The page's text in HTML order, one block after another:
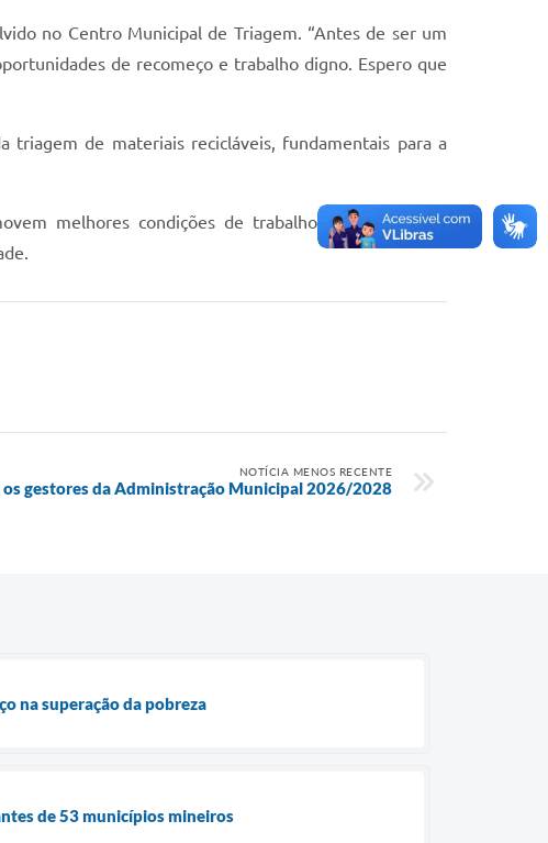
no Centro Municipal de Triagem. “Antes de ser um
de recomeço e trabalho digno. Espero que
triagem de materiais recicláveis, fundamentais para a
melhores condições de trabalho e valorizam os
NOTÍCIA MENOS RECENTE
os gestores da Administração Municipal 2026/2028
na superação da pobreza
de 53 municípios mineiros